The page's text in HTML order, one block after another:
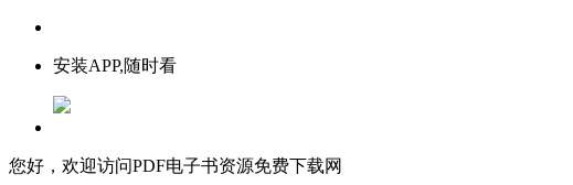
安装APP,随时看
您好，欢迎访问PDF电子书资源免费下载网